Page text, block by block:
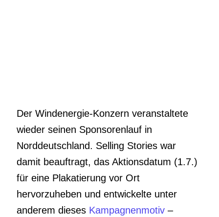
Der Windenergie-Konzern veranstaltete
wieder seinen Sponsorenlauf in
Norddeutschland. Selling Stories war
damit beauftragt, das Aktionsdatum (1.7.)
für eine Plakatierung vor Ort
hervorzuheben und entwickelte unter
anderem dieses Kampagnenmotiv–